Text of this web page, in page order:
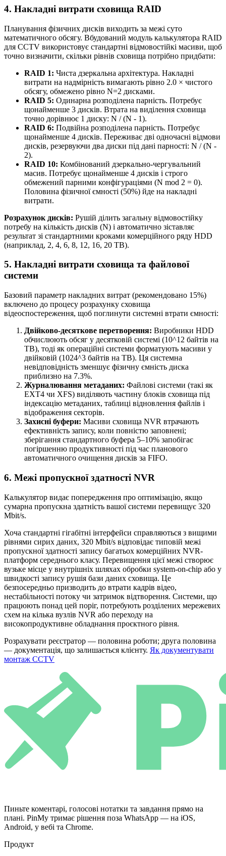
4. Накладні витрати сховища RAID
Планування фізичних дисків виходить за межі суто
математичного обсягу. Вбудований модуль калькулятора RAID
для CCTV використовує стандартні відмовостійкі масиви, щоб
точно визначити, скільки рівнів сховища потрібно придбати:
RAID 1: Чиста дзеркальна архітектура. Накладні
витрати на надмірність вимагають рівно 2.0 × чистого
обсягу, обмежено рівно N=2 дисками.
RAID 5: Одинарна розподілена парність. Потребує
щонайменше 3 дисків. Втрата на виділення сховища
точно дорівнює 1 диску: N / (N - 1).
RAID 6: Подвійна розподілена парність. Потребує
щонайменше 4 дисків. Переживає дві одночасні відмови
дисків, резервуючи два диски під дані парності: N / (N -
2).
RAID 10: Комбінований дзеркально-чергувальний
масив. Потребує щонайменше 4 дисків і строго
обмежений парними конфігураціями (N mod 2 = 0).
Половина фізичної ємності (50%) йде на накладні
витрати.
Розрахунок дисків: Рушій ділить загальну відмовостійку
потребу на кількість дисків (N) і автоматично зіставляє
результат зі стандартними кроками комерційного ряду HDD
(наприклад, 2, 4, 6, 8, 12, 16, 20 TB).
5. Накладні витрати сховища та файлової
системи
Базовий параметр накладних витрат (рекомендовано 15%)
включено до процесу розрахунку сховища
відеоспостереження, щоб поглинути системні втрати ємності:
Двійково-десяткове перетворення: Виробники HDD
обчислюють обсяг у десятковій системі (10^12 байтів на
TB), тоді як операційні системи форматують масиви у
двійковій (1024^3 байтів на TB). Ця системна
невідповідність зменшує фізичну ємність диска
приблизно на 7.3%.
Журналювання метаданих: Файлові системи (такі як
EXT4 чи XFS) виділяють частину блоків сховища під
індексацію метаданих, таблиці відновлення файлів і
відображення секторів.
Захисні буфери: Масиви сховища NVR втрачають
ефективність запису, коли повністю заповнені;
зберігання стандартного буфера 5–10% запобігає
погіршенню продуктивності під час планового
автоматичного очищення дисків за FIFO.
6. Межі пропускної здатності NVR
Калькулятор видає попередження про оптимізацію, якщо
сумарна пропускна здатність вашої системи перевищує 320
Mbit/s.
Хоча стандартні гігабітні інтерфейси справляються з вищими
рівнями сирих даних, 320 Mbit/s відповідає типовій межі
пропускної здатності запису багатьох комерційних NVR-
платформ середнього класу. Перевищення цієї межі створює
вузьке місце у внутрішніх шляхах обробки system-on-chip або у
швидкості запису рушія бази даних сховища. Це
безпосередньо призводить до втрати кадрів відео,
нестабільності потоку чи затримок відтворення. Системи, що
працюють понад цей поріг, потребують розділених мережевих
схем на кілька вузлів NVR або переходу на
високопродуктивне обладнання проєктного рівня.
Розрахувати реєстратор — половина роботи; друга половина
— документація, що залишається клієнту. Як документувати
монтаж CCTV
Пиньте коментарі, голосові нотатки та завдання прямо на
плані. PinMy тримає рішення поза WhatsApp — на iOS,
Android, у вебі та Chrome.
Продукт